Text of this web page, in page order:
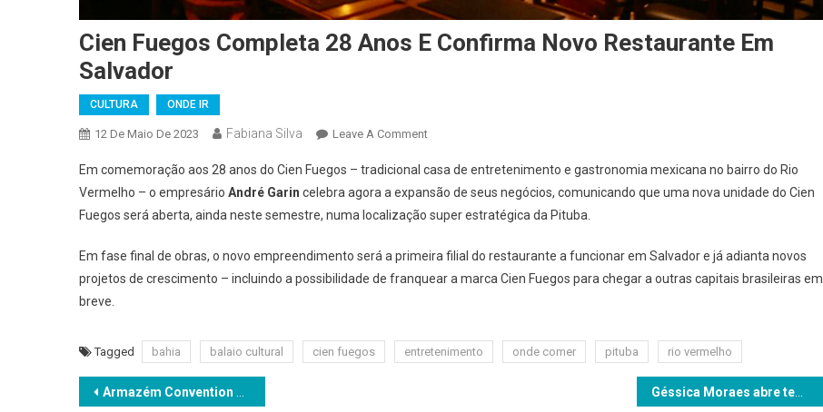
Cien Fuegos Completa 28 Anos E Confirma Novo Restaurante Em
Salvador
CULTURA ONDE IR
12 De Maio De 2023 Fabiana Silva Leave A CommentOn
Fuegos
Completa
28
E
Confirma
Em
Salvador
Em comemoração aos 28 anos do Cien Fuegos – tradicional casa de entretenimento e gastronomia mexicana no bairro do Rio
Vermelho – o empresário André Garin celebra agora a expansão de seus negócios, comunicando que uma nova unidade do Cien
Fuegos será aberta, ainda neste semestre, numa localização super estratégica da Pituba.
Em fase final de obras, o novo empreendimento será a primeira filial do restaurante a funcionar em Salvador e já adianta novos
projetos de crescimento – incluindo a possibilidade de franquear a marca Cien Fuegos para chegar a outras capitais brasileiras em
breve.
Tagged bahia balaio cultural cien fuegos entretenimento onde comer pituba rio vermelho
Navegação
Armazém Convention abre as portas para turnê comemorativa de Thiaguinho Géssica Moraes abre temporada junina com show em São Sebastião do Passé